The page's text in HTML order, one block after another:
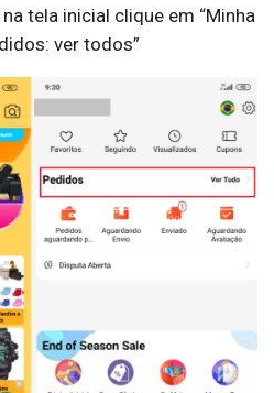
na tela inicial clique em “Minha
ver todos”